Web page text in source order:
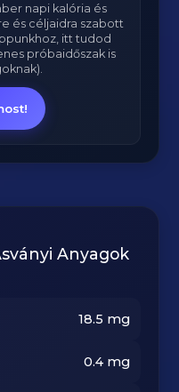
napi kalória és
és céljaidra szabott
itt tudod
próbaidőszak is
Anyagok
18.5 mg
0.4mg